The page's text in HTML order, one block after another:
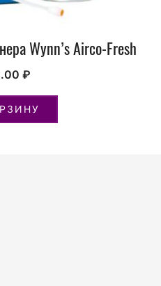
Wynn’s Airco-Fresh
₽